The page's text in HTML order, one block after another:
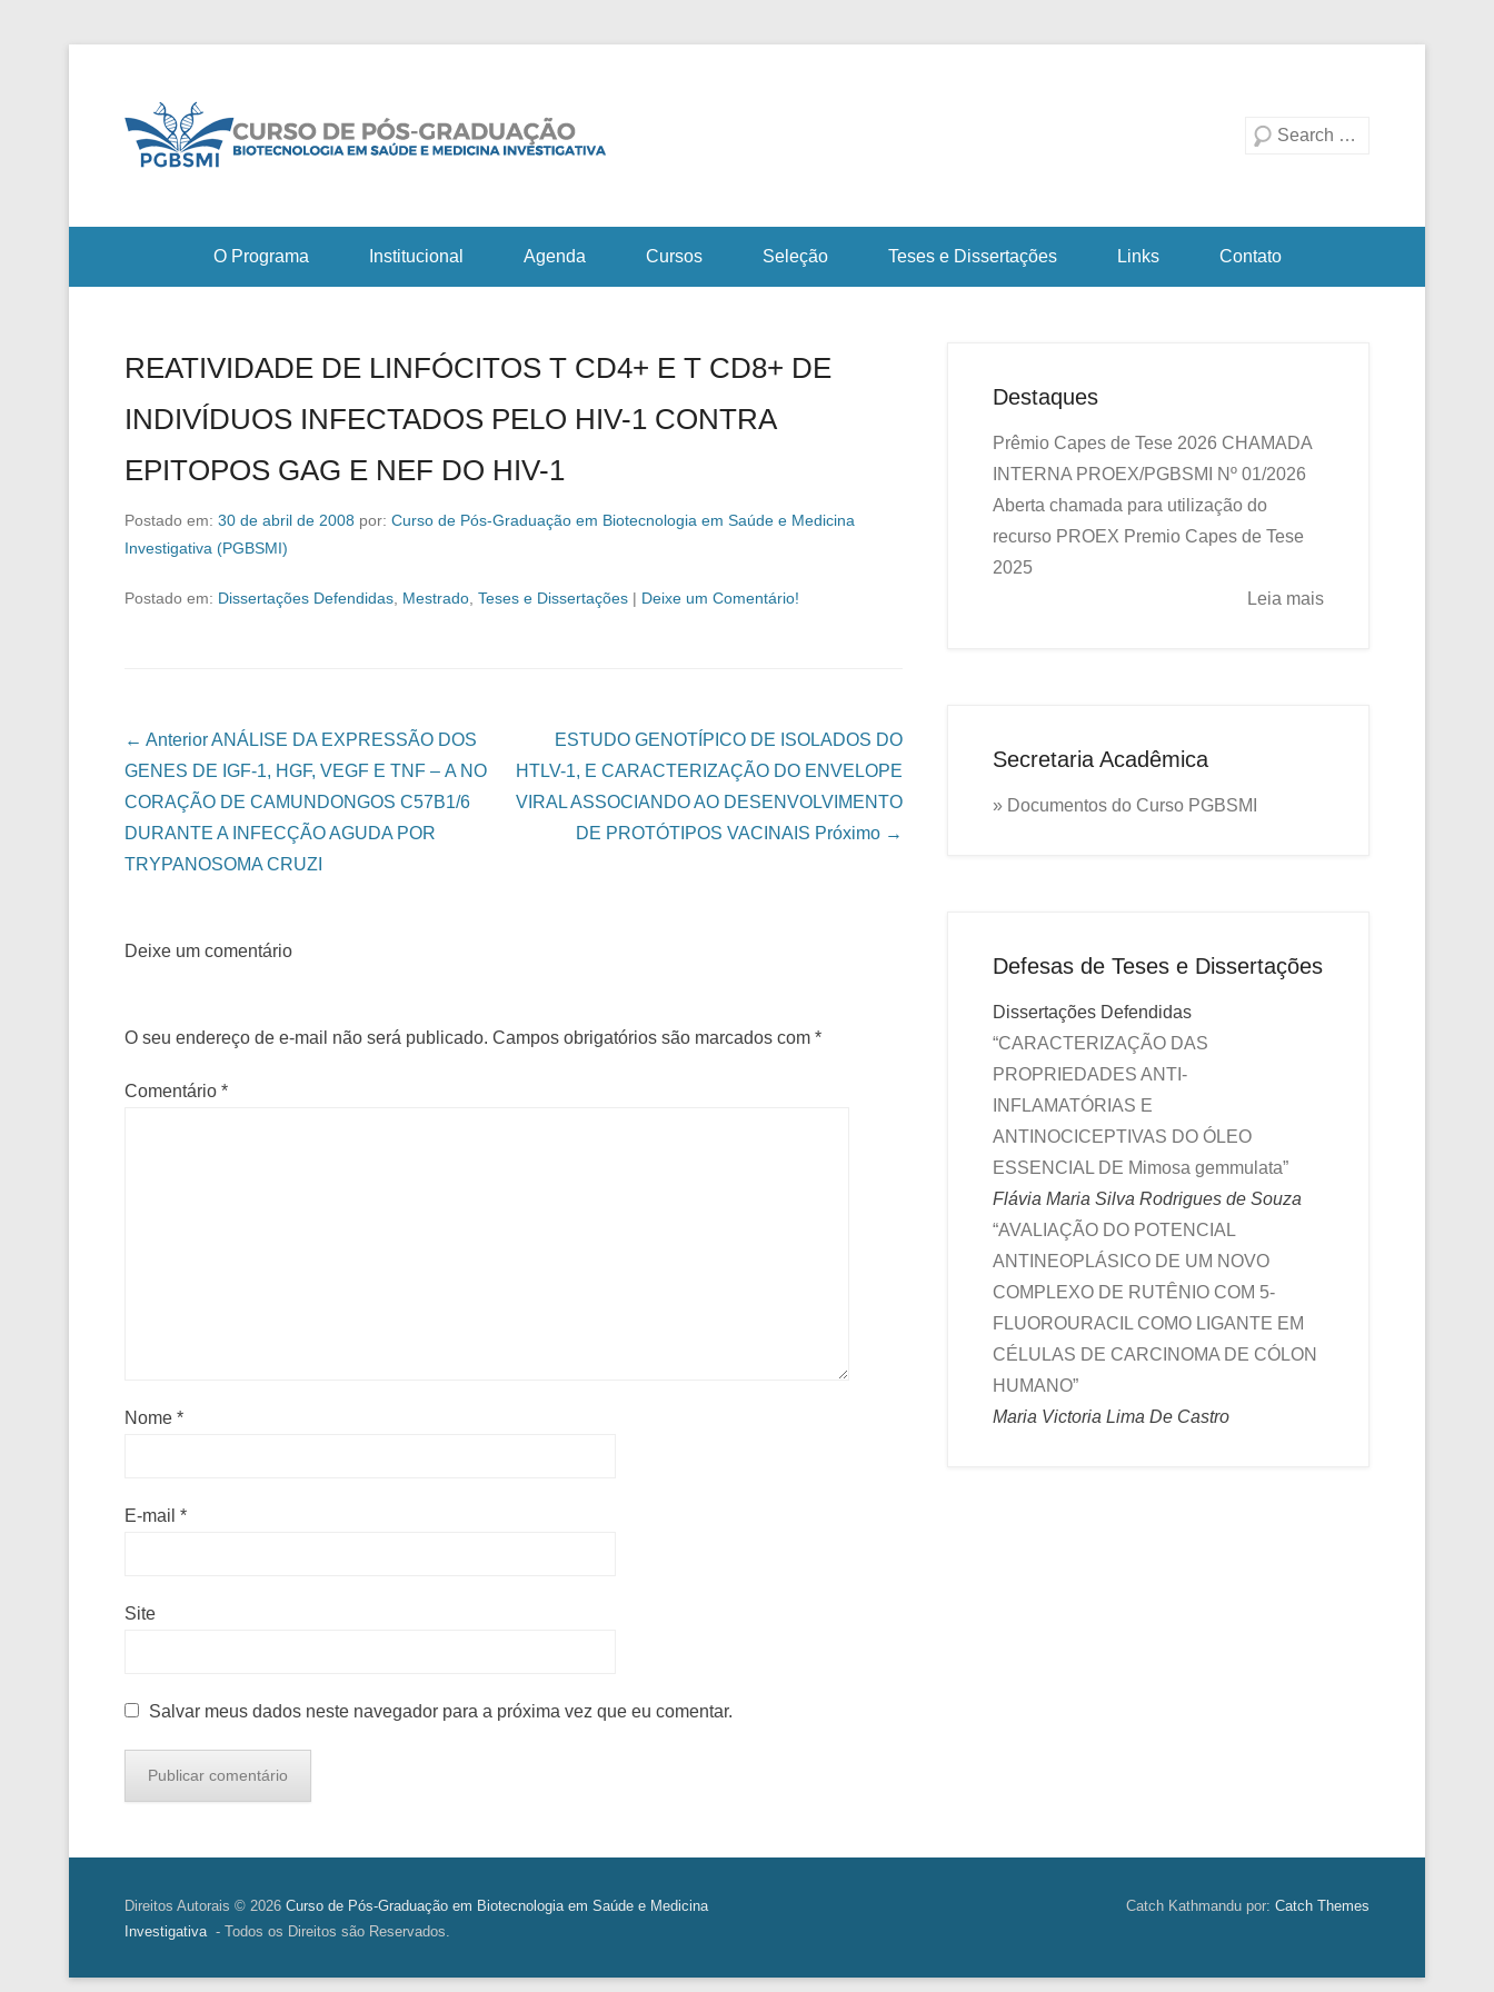
em Saúde e Medicina Investigativa
Pesquisa
O Programa Institucional Agenda Cursos Seleção Teses e Dissertações Links Contato
REATIVIDADE DE LINFÓCITOS T CD4+ E T CD8+ DE
INDIVÍDUOS INFECTADOS PELO HIV-1 CONTRA
EPITOPOS GAG E NEF DO HIV-1
Postado em: 30 de abril de 2008 por: Curso de Pós-Graduação em Biotecnologia em Saúde e Medicina
Investigativa (PGBSMI)
Postado em: Dissertações Defendidas Mestrado Teses e Dissertações | Deixe um Comentário!
Navegação das Postagens
← AnteriorANÁLISE DA EXPRESSÃO DOS
GENES DE IGF-1, HGF, VEGF E TNF – Α NO
CORAÇÃO DE CAMUNDONGOS C57B1/6
DURANTE A INFECÇÃO AGUDA POR
TRYPANOSOMA CRUZI
ESTUDO GENOTÍPICO DE ISOLADOS DO
HTLV-1, E CARACTERIZAÇÃO DO ENVELOPE
VIRAL ASSOCIANDO AO DESENVOLVIMENTO
DE PROTÓTIPOS VACINAIS Próximo →
Deixe um comentário
O seu endereço de e-mail não será publicado. Campos obrigatórios são marcados com *
Comentário *
Nome *
E-mail *
Site
Salvar meus dados neste navegador para a próxima vez que eu comentar.
Destaques
Prêmio Capes de Tese 2026 CHAMADA
INTERNA PROEX/PGBSMI Nº 01/2026
Aberta chamada para utilização do
recurso PROEX Premio Capes de Tese
2025
Leia mais
Secretaria Acadêmica
» Documentos do Curso PGBSMI
Defesas de Teses e Dissertações
Dissertações Defendidas
“CARACTERIZAÇÃO DAS
PROPRIEDADES ANTI-
INFLAMATÓRIAS E
ANTINOCICEPTIVAS DO ÓLEO
ESSENCIAL DE Mimosa gemmulata”
Flávia Maria Silva Rodrigues de Souza
“AVALIAÇÃO DO POTENCIAL
ANTINEOPLÁSICO DE UM NOVO
COMPLEXO DE RUTÊNIO COM 5-
FLUOROURACIL COMO LIGANTE EM
CÉLULAS DE CARCINOMA DE CÓLON
HUMANO”
Maria Victoria Lima De Castro
Direitos Autorais © 2026 Curso de Pós-Graduação em Biotecnologia em Saúde e Medicina
Investigativa- Todos os Direitos são Reservados.
Catch Kathmandu por: Catch Themes